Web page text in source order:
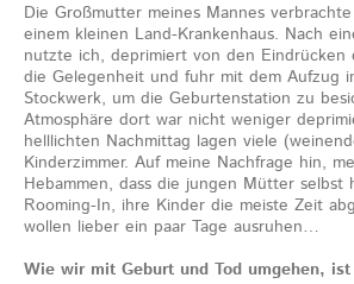
Die Großmutter meines Mannes
einem kleinen Land-Krankenhaus. Nach
nutzte ich, deprimiert von den Eindrücken
die Gelegenheit und fuhr mit dem Aufzug
Stockwerk, um die Geburtenstation zu
Atmosphäre dort war nicht weniger
helllichten Nachmittag lagen viele
Kinderzimmer. Auf meine Nachfrage hin,
Hebammen, dass die jungen Mütter
Rooming-In, ihre Kinder die meiste Zeit
wollen lieber ein paar Tage ausruhen…
Wie wir mit Geburt und Tod umgehen,